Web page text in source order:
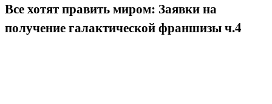
Все хотят править миром: Заявки на
получение галактической франшизы ч.4